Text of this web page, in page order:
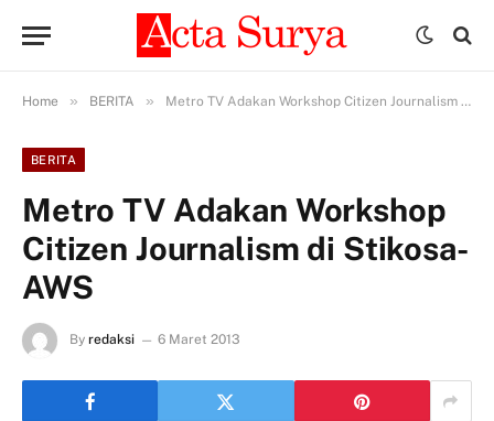
Home » BERITA » Metro TV Adakan Workshop Citizen Journalism di Stikosa-AWS
BERITA
Metro TV Adakan Workshop
Citizen Journalism di Stikosa-
AWS
By redaksi 6 Maret 2013